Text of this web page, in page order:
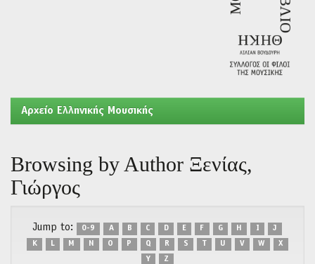
Aρχείο Ελληνικής Μουσικής
Browsing by Author Ξενίας,
Γιώργος
Jump to: 0-9 A B C D E F G H I
J
K
L M N O P Q R S T U V W
X
Y
Z